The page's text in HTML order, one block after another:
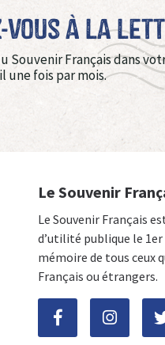
à La
Souvenir Français dans
une fois par mois.
Le Souvenir
Le Souvenir Français
d’utilité publique le
mémoire de tous ceux
Français ou étrangers.